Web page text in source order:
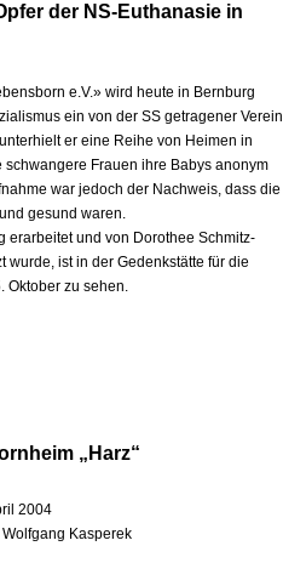
der NS-Euthanasie in
e.V.» wird heute in Bernburg
ein von der SS getragener Verein
er eine Reihe von Heimen in
Frauen ihre Babys anonym
war jedoch der Nachweis, dass die
gesund waren.
erarbeitet und von Dorothee Schmitz-
wurde, ist in der Gedenkstätte für die
Oktober zu sehen.
„Harz“
2004
Kasperek